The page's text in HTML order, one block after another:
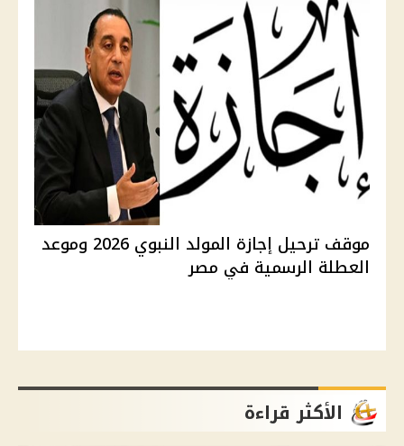
موقف ترحيل إجازة المولد النبوي 2026 وموعد
العطلة الرسمية في مصر
الأكثر قراءة